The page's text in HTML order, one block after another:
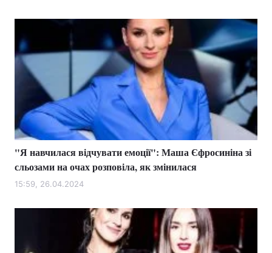
"Я навчилася відчувати емоції": Маша Єфросиніна зі
сльозами на очах розповіла, як змінилася
15:59, 26.04.2024